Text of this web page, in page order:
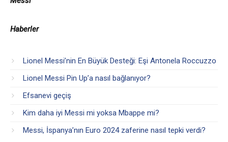
Haberler
Lionel Messi’nin En Büyük Desteği: Eşi Antonela Roccuzzo
Lionel Messi Pin Up’a nasıl bağlanıyor?
Efsanevi geçiş
Kim daha iyi Messi mi yoksa Mbappe mi?
Messi, İspanya’nın Euro 2024 zaferine nasıl tepki verdi?